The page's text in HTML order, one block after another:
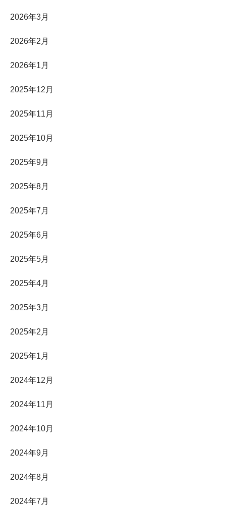
2026年3月
2026年2月
2026年1月
2025年12月
2025年11月
2025年10月
2025年9月
2025年8月
2025年7月
2025年6月
2025年5月
2025年4月
2025年3月
2025年2月
2025年1月
2024年12月
2024年11月
2024年10月
2024年9月
2024年8月
2024年7月